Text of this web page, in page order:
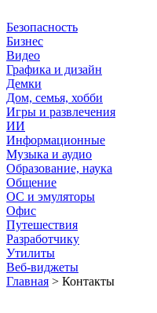
Безопасность
Бизнес
Видео
Графика и дизайн
Демки
Дом, семья, хобби
Игры и развлечения
ИИ
Информационные
Музыка и аудио
Образование, наука
Общение
ОС и эмуляторы
Офис
Путешествия
Разработчику
Утилиты
Веб-виджеты
Главная > Контакты